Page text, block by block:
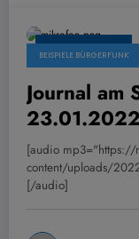
19. Januar 2022
BEISPIELE BÜRGERFUNK
Journal am
sammeln
[audio
content/uploads/
[/audio]